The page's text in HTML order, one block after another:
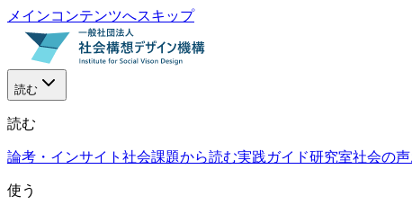
メインコンテンツへスキップ
読む
読む
論考・インサイト 社会課題から読む実践ガイド研究室社会の声
使う